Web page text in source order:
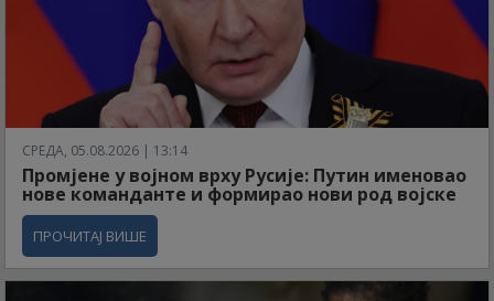
СРЕДА, 05.08.2026 | 13:14
Промјене у војном врху Русије: Путин именовао
нове команданте и формирао нови род војске
ПРОЧИТАЈ ВИШЕ